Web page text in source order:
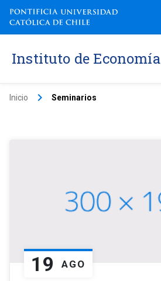
Instituto de Economía
Inicio keyboard_arrow_right Seminarios
19 AGO